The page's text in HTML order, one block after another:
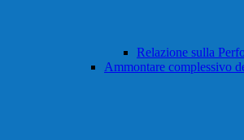
Relazione sulla
Ammontare complessivo